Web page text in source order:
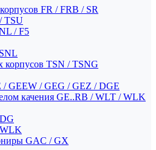
FR / FRB / SR
TSU
/ F5
корпусов TSN / TSNG
GEEW / GEG / GEZ / DGE
качения GE..RB / WLT / WLK
GAC / GX